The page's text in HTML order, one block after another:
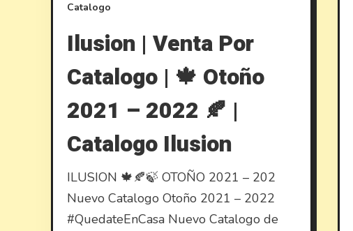
Catalogo
Ilusion | Venta Por
Catalogo | 🍁 Otoño
2021 – 2022 🍂 |
Catalogo Ilusion
ILUSION 🍁🍂🍃 OTOÑO 2021 – 202
Nuevo Catalogo Otoño 2021 – 2022
#QuedateEnCasa Nuevo Catalogo de